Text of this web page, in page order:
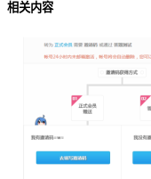
相关内容